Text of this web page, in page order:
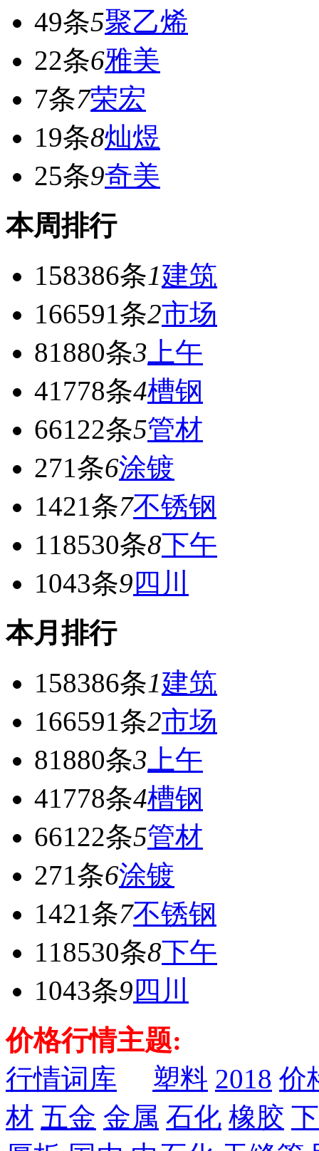
49条5聚乙烯
22条6雅美
7条7荣宏
19条8灿煜
25条9奇美
本周排行
158386条1建筑
166591条2市场
81880条3 上午
41778条4槽钢
66122条5管材
271条6涂镀
1421条7不锈钢
118530条8下午
1043条9四川
本月排行
158386条1建筑
166591条2市场
81880条3 上午
41778条4槽钢
66122条5管材
271条6涂镀
1421条7不锈钢
118530条8下午
1043条9四川
价格行情主题:
行情词库
塑料 2018 价
材 五金 金属 石化 橡胶